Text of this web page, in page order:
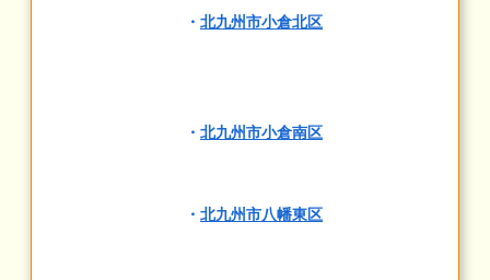
・ 北九州市小倉北区
・ 北九州市小倉南区
・ 北九州市八幡東区